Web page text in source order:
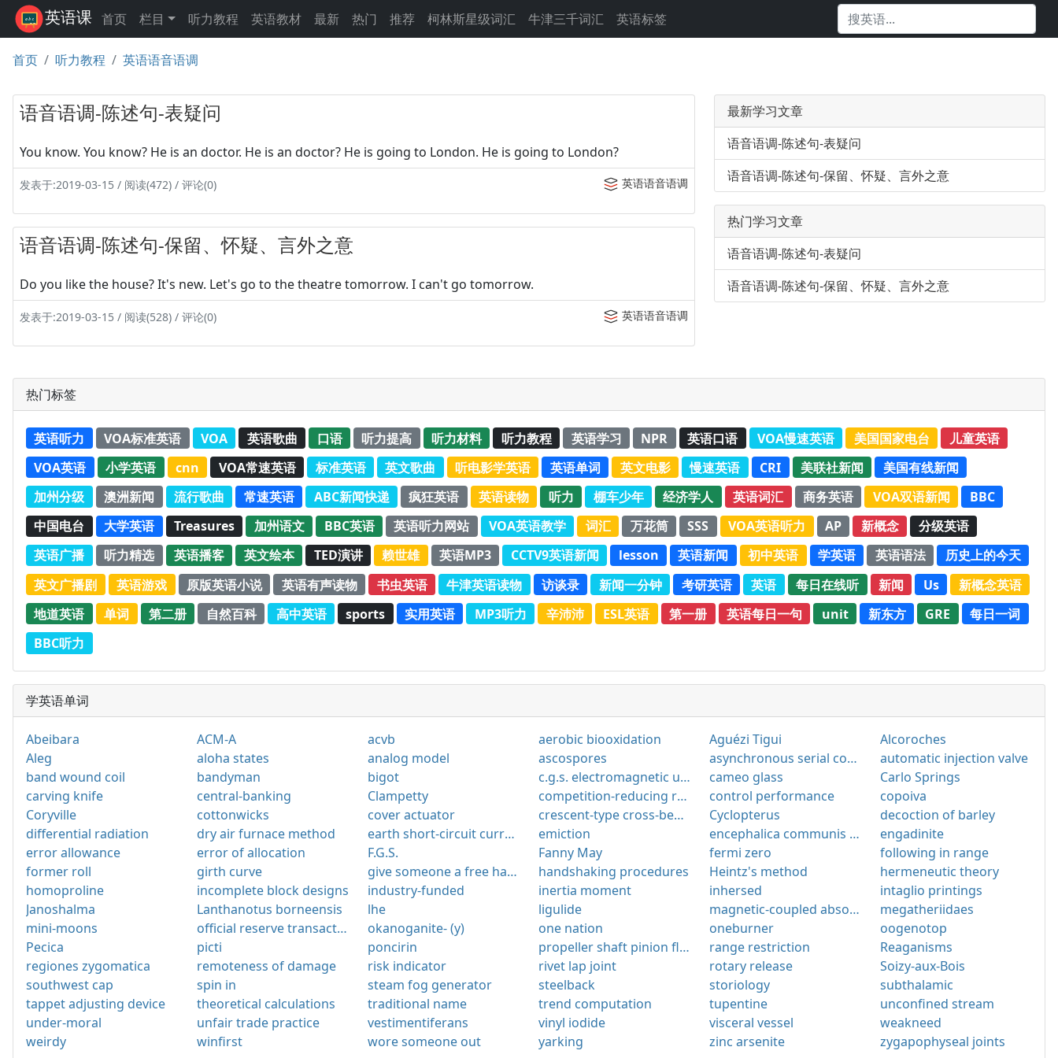
英语课 首页 栏目 听力教程 英语教材 最新 热门 推荐 柯林斯星级词汇 牛津三千词汇 英语标签
首页 听力教程 英语语音语调
语音语调-陈述句-表疑问
You know. You know? He is an doctor. He is an doctor? He is going to London. He is going to London?
发表于:2019-03-15 / 阅读(472) / 评论(0) 英语语音语调
语音语调-陈述句-保留、怀疑、言外之意
Do you like the house? It's new. Let's go to the theatre tomorrow. I can't go tomorrow.
发表于:2019-03-15 / 阅读(528) / 评论(0) 英语语音语调
最新学习文章
语音语调-陈述句-表疑问
语音语调-陈述句-保留、怀疑、言外之意
热门学习文章
语音语调-陈述句-表疑问
语音语调-陈述句-保留、怀疑、言外之意
热门标签
英语听力 VOA标准英语 VOA 英语歌曲 口语 听力提高 听力材料 听力教程 英语学习 NPR 英语口语 VOA慢速英语 美国国家电台
儿童英语
VOA英语
小学英语 cnn VOA常速英语 标准英语 英文歌曲 听电影学英语 英语单词 英文电影 慢速英语 CRI 美联社新闻
美国有线新闻
加州分级
澳洲新闻 流行歌曲 常速英语 ABC新闻快递 疯狂英语 英语读物 听力 棚车少年 经济学人 英语词汇 商务英语 VOA双语新闻
BBC
中国电台
大学英语 Treasures 加州语文 BBC英语 英语听力网站 VOA英语教学 词汇 万花筒 SSS VOA英语听力 AP 新概念
分级英语
英语广播
听力精选 英语播客 英文绘本 TED演讲 赖世雄 英语MP3 CCTV9英语新闻 lesson 英语新闻 初中英语 学英语 英语语法
历史上的今天
英文广播剧
英语游戏 原版英语小说 英语有声读物 书虫英语 牛津英语读物 访谈录 新闻一分钟 考研英语 英语 每日在线听 新闻 Us
新概念英语
地道英语
单词 第二册 自然百科 高中英语 sports 实用英语 MP3听力 辛沛沛 ESL英语 第一册 英语每日一句 unit 新东方 GRE
每日一词
BBC听力
学英语单词
Abeibara ACM-A acvb aerobic biooxidation Aguézi Tigui
Alcoroches
Aleg
aloha states analog model ascospores asynchronous serial communication
automatic injection valve
band wound coil
bandyman bigot c.g.s. electromagnetic unit cameo glass
Carlo Springs
carving knife
central-banking Clampetty competition-reducing restraints control performance
copoiva
Coryville
cottonwicks cover actuator crescent-type cross-bedding Cyclopterus
decoction of barley
differential radiation
dry air furnace method earth short-circuit current emiction encephalica communis arteria
engadinite
error allowance
error of allocation F.G.S. Fanny May fermi zero
following in range
former roll
girth curve give someone a free hand handshaking procedures Heintz's method
hermeneutic theory
homoproline
incomplete block designs industry-funded inertia moment inhersed
intaglio printings
Janoshalma
Lanthanotus borneensis lhe ligulide magnetic-coupled absorption trap
megatheriidaes
mini-moons
official reserve transactions okanoganite- (y) one nation oneburner
oogenotop
Pecica
picti poncirin propeller shaft pinion flange range restriction
Reaganisms
regiones zygomatica
remoteness of damage risk indicator rivet lap joint rotary release
Soizy-aux-Bois
southwest cap
spin in steam fog generator steelback storiology
subthalamic
tappet adjusting device
theoretical calculations traditional name trend computation tupentine
unconfined stream
under-moral
unfair trade practice vestimentiferans vinyl iodide visceral vessel
weakneed
weirdy
winfirst wore someone out yarking zinc arsenite zygapophyseal joints